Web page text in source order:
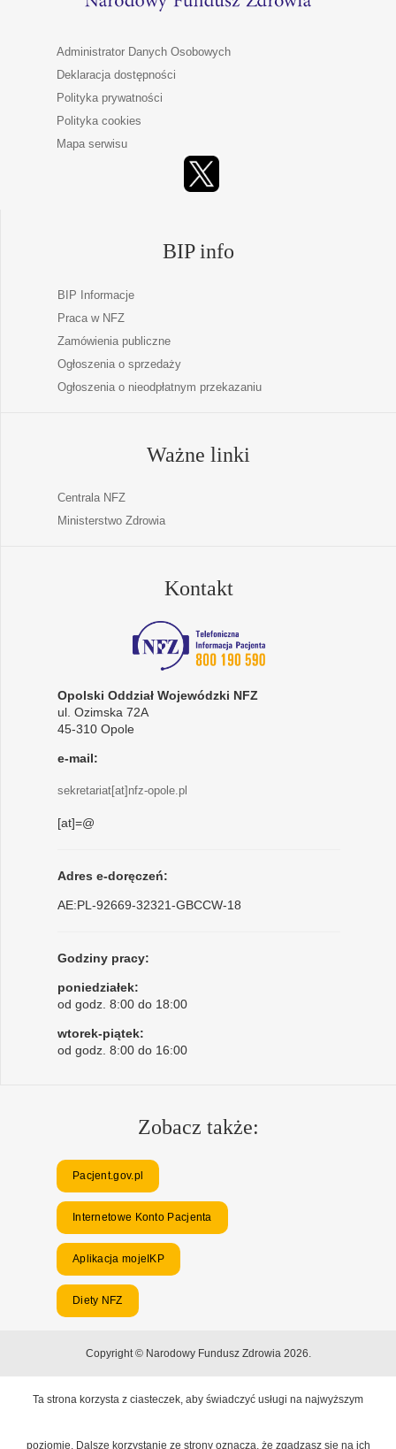
Administrator Danych Osobowych
Deklaracja dostępności
Polityka prywatności
Polityka cookies
Mapa serwisu
BIP info
BIP Informacje
Praca w NFZ
Zamówienia publiczne
Ogłoszenia o sprzedaży
Ogłoszenia o nieodpłatnym przekazaniu
Ważne linki
Centrala NFZ
Ministerstwo Zdrowia
Kontakt
Opolski Oddział Wojewódzki NFZ
ul. Ozimska 72A
45-310 Opole
e-mail:
sekretariat[at]nfz-opole.pl
[at]=@
Adres e-doręczeń:
AE:PL-92669-32321-GBCCW-18
Godziny pracy:
poniedziałek:
od godz. 8:00 do 18:00
wtorek-piątek:
od godz. 8:00 do 16:00
Zobacz także:
Pacjent.gov.pl
Internetowe Konto Pacjenta
Aplikacja mojeIKP
Diety NFZ
Copyright © Narodowy Fundusz Zdrowia 2026.
Ta strona korzysta z ciasteczek, aby świadczyć usługi na najwyższym
poziomie. Dalsze korzystanie ze strony oznacza, że zgadzasz się na ich